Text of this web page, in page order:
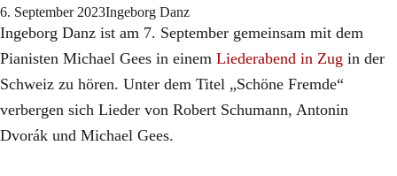
6. September 2023Ingeborg Danz
Ingeborg Danz ist am 7. September gemeinsam mit dem
Pianisten Michael Gees in einem Liederabend in Zug in der
Schweiz zu hören. Unter dem Titel „Schöne Fremde“
verbergen sich Lieder von Robert Schumann, Antonin
Dvorák und Michael Gees.